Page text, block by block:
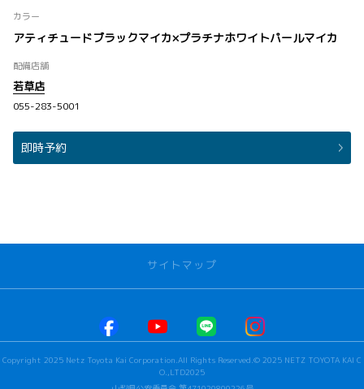
カラー
アティチュードブラックマイカ×プラチナホワイトパールマイカ
配備店舗
若草店
055-283-5001
即時予約
サイトマップ
河口湖店
Copyright 2025 Netz Toyota Kai Corporation.All Rights Reserved.© 2025 NETZ TOYOTA KAI C
O.,LTD2025